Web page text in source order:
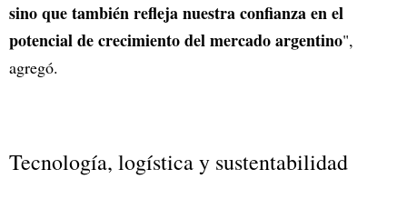
sino que también refleja nuestra confianza en el
potencial de crecimiento del mercado argentino",
agregó.
Tecnología, logística y sustentabilidad